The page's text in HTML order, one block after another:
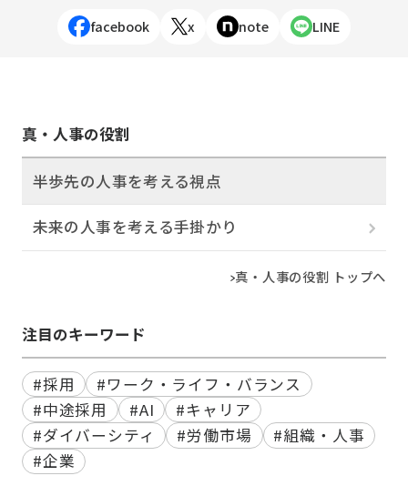
facebook x note LINE
真・人事の役割
半歩先の人事を考える視点
未来の人事を考える手掛かり
真・人事の役割 トップへ
注目のキーワード
#採用
#ワーク・ライフ・バランス
#中途採用
#AI
#キャリア
#ダイバーシティ
#労働市場
#組織・人事
#企業